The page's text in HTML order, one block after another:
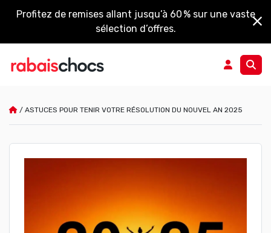
Profitez de remises allant jusqu’à 60 % sur une vaste
sélection d’offres.
/ ASTUCES POUR TENIR VOTRE RÉSOLUTION DU NOUVEL AN 2025